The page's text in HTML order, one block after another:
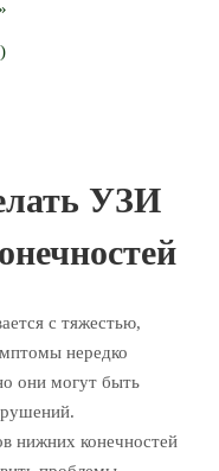
УЗИ
с тяжестью,
нередко
они могут быть
нижних конечностей